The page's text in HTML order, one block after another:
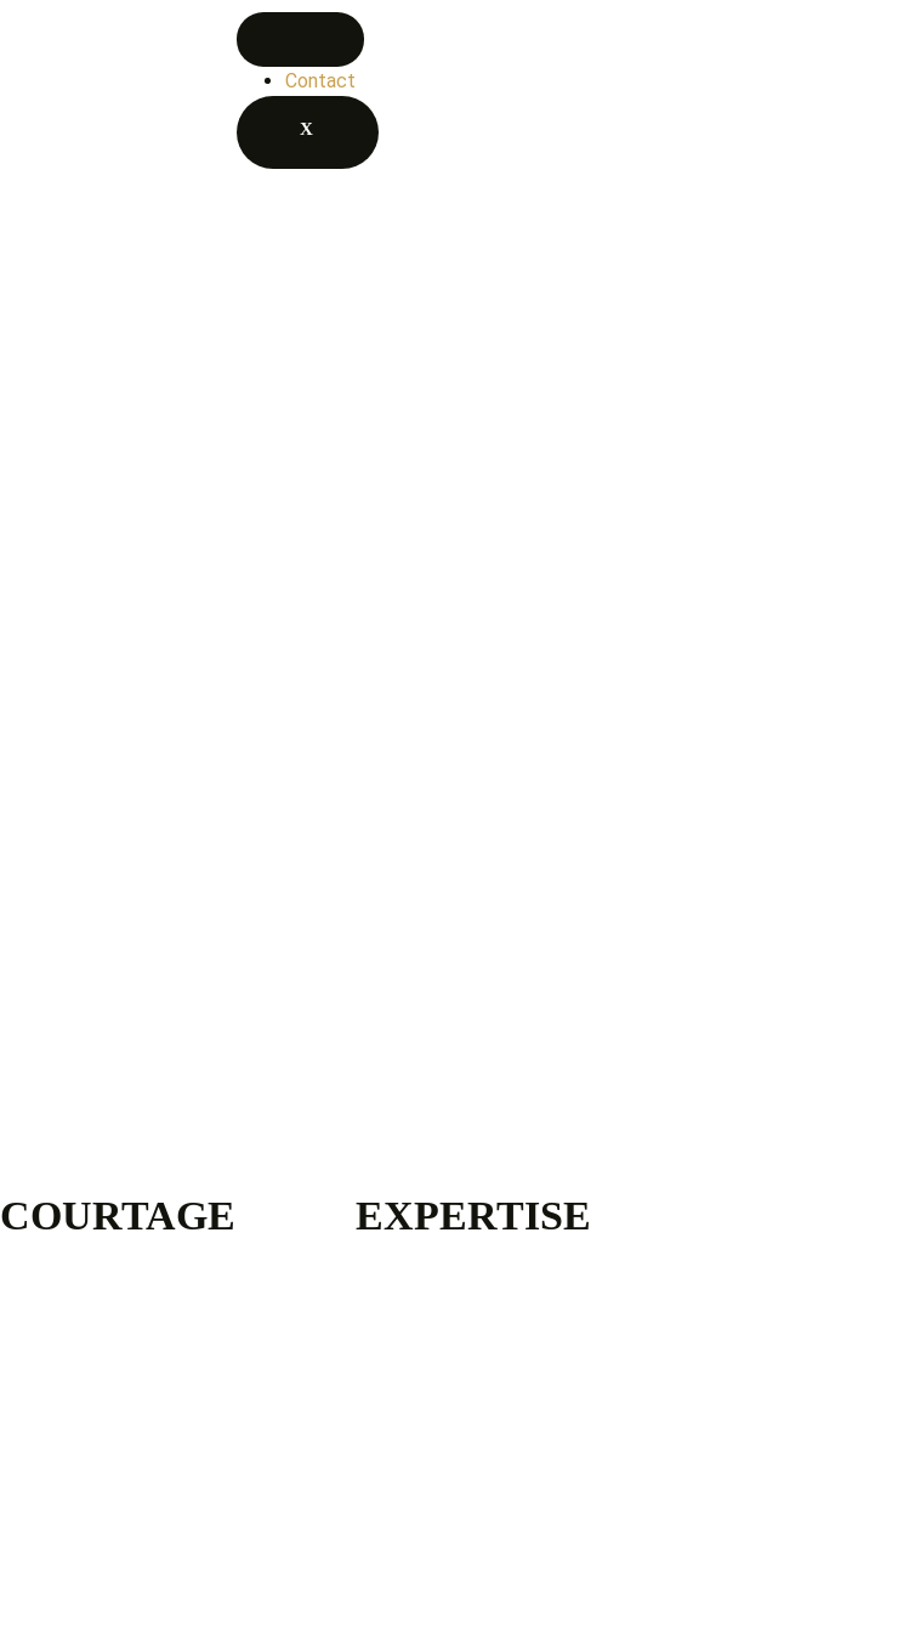
Contact
X
COURTAGE EXPERTISE